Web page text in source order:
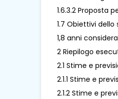
1.6.3.2 Proposta
1.7 Obiettivi dello
1,8 anni
2 Riepilogo
2.1 Stime e
2.1.1 Stime e
2.1.2 Stime e